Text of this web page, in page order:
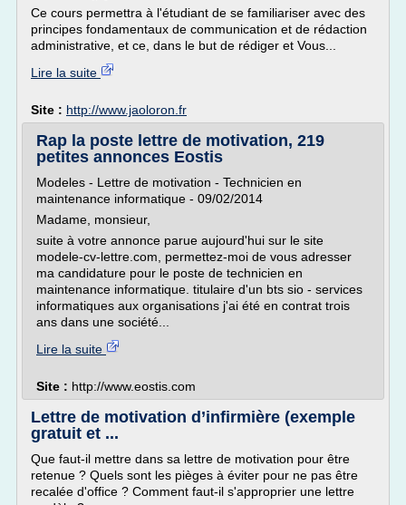
Ce cours permettra à l'étudiant de se familiariser avec des
principes fondamentaux de communication et de rédaction
administrative, et ce, dans le but de rédiger et Vous...
Lire la suite
Site : http://www.jaoloron.fr
Rap la poste lettre de motivation, 219
petites annonces Eostis
Modeles - Lettre de motivation - Technicien en
maintenance informatique - 09/02/2014
Madame, monsieur,
suite à votre annonce parue aujourd'hui sur le site
modele-cv-lettre.com, permettez-moi de vous adresser
ma candidature pour le poste de technicien en
maintenance informatique. titulaire d'un bts sio - services
informatiques aux organisations j'ai été en contrat trois
ans dans une société...
Lire la suite
Site : http://www.eostis.com
Lettre de motivation d’infirmière (exemple
gratuit et ...
Que faut-il mettre dans sa lettre de motivation pour être
retenue ? Quels sont les pièges à éviter pour ne pas être
recalée d'office ? Comment faut-il s'approprier une lettre